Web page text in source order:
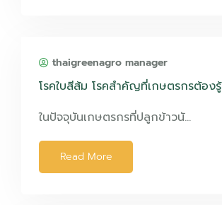
thaigreenagro manager
โรคใบสีส้ม โรคสำคัญที่เกษตรกรต้องรู้
ในปัจจุบันเกษตรกรที่ปลูกข้าวนั…
Read More